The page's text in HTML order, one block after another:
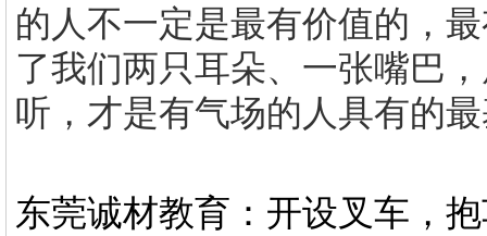
的人不一定是最有价值的，
了我们两只耳朵、一张嘴巴
听，才是有气场的人具有的
东莞诚材教育：开设叉车，